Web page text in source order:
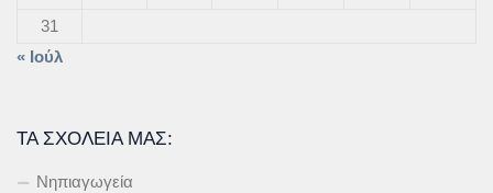
31
« Ιούλ
ΤΑ ΣΧΟΛΕΊΑ ΜΑΣ:
Νηπιαγωγεία